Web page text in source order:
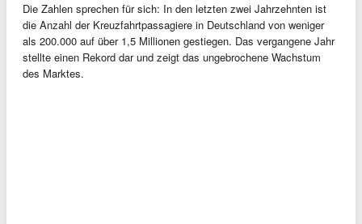
Die Zahlen sprechen für sich: In den letzten zwei Jahrzehnten ist
die Anzahl der Kreuzfahrtpassagiere in Deutschland von weniger
als 200.000 auf über 1,5 Millionen gestiegen. Das vergangene Jahr
stellte einen Rekord dar und zeigt das ungebrochene Wachstum
des Marktes.